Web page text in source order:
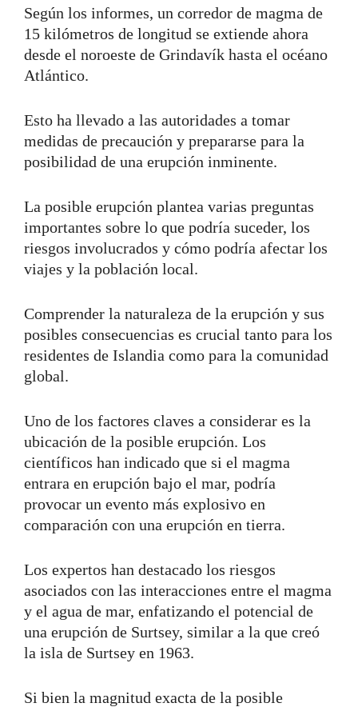
Según los informes, un corredor de magma de
15 kilómetros de longitud se extiende ahora
desde el noroeste de Grindavík hasta el océano
Atlántico.
Esto ha llevado a las autoridades a tomar
medidas de precaución y prepararse para la
posibilidad de una erupción inminente.
La posible erupción plantea varias preguntas
importantes sobre lo que podría suceder, los
riesgos involucrados y cómo podría afectar los
viajes y la población local.
Comprender la naturaleza de la erupción y sus
posibles consecuencias es crucial tanto para los
residentes de Islandia como para la comunidad
global.
Uno de los factores claves a considerar es la
ubicación de la posible erupción. Los
científicos han indicado que si el magma
entrara en erupción bajo el mar, podría
provocar un evento más explosivo en
comparación con una erupción en tierra.
Los expertos han destacado los riesgos
asociados con las interacciones entre el magma
y el agua de mar, enfatizando el potencial de
una erupción de Surtsey, similar a la que creó
la isla de Surtsey en 1963.
Si bien la magnitud exacta de la posible